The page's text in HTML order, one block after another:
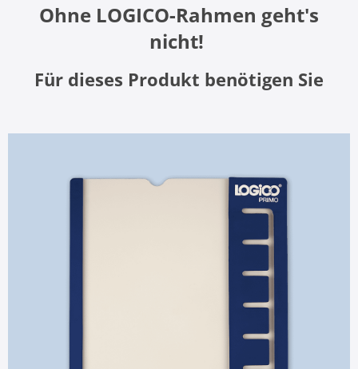
Ohne LOGICO-Rahmen geht's
nicht!
Für dieses Produkt benötigen Sie